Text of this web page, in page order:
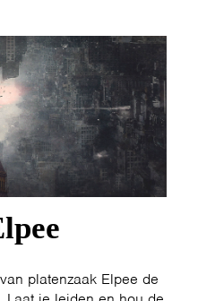
platenzaak Elpee de